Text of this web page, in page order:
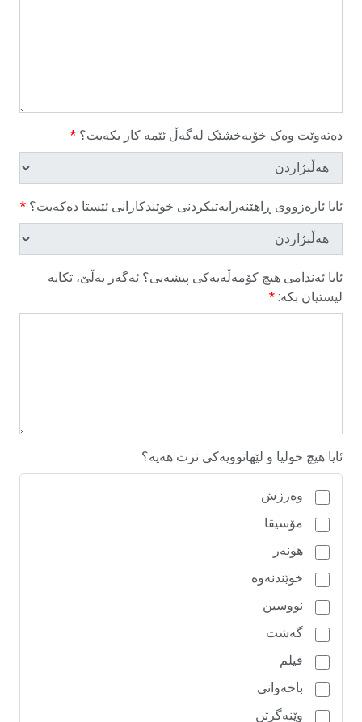
دەتەوێت وەک خۆبەخشێک لەگەڵ ئێمە کار بکەیت؟ *
ئایا ئارەزووی ڕاهێنەرایەتیکردنی خوێندکارانی ئێستا دەکەیت؟ *
ئایا ئەندامی هیچ کۆمەڵەیەکی پیشەیی؟ ئەگەر بەڵێ، تکایە
لیستیان بکە:*
ئایا هیچ خولیا و لێهاتوویەکی ترت هەیە؟
وەرزش
مۆسیقا
هونەر
خوێندنەوە
نووسین
گەشت
فیلم
باخەوانی
وێنەگرتن